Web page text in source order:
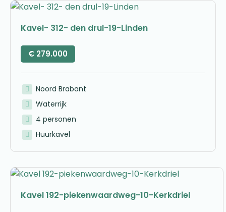
Kavel- 312- den drul-19-Linden
€ 279.000
Noord Brabant
Waterrijk
4 personen
Huurkavel
Kavel 192-piekenwaardweg-10-Kerkdriel